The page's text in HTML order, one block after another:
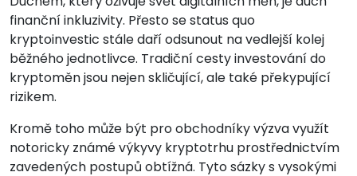
finanční inkluzivity. Přesto se status quo
kryptoinvestic stále daří odsunout na vedlejší kolej
běžného jednotlivce. Tradiční cesty investování do
kryptoměn jsou nejen skličující, ale také překypující
rizikem.
Kromě toho může být pro obchodníky výzva využít
notoricky známé výkyvy kryptotrhu prostřednictvím
zavedených postupů obtížná. Tyto sázky s vysokými